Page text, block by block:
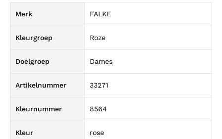
Merk FALKE
Kleurgroep Roze
Doelgroep Dames
Artikelnummer 33271
Kleurnummer 8564
Kleur rose